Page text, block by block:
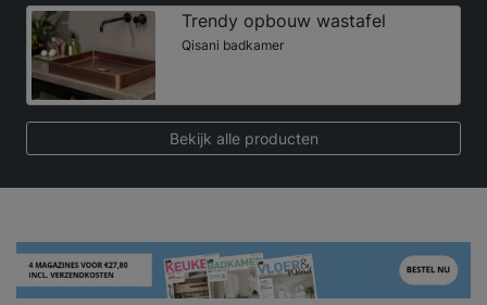
Trendy opbouw wastafel
Qisani badkamer
Bekijk alle producten